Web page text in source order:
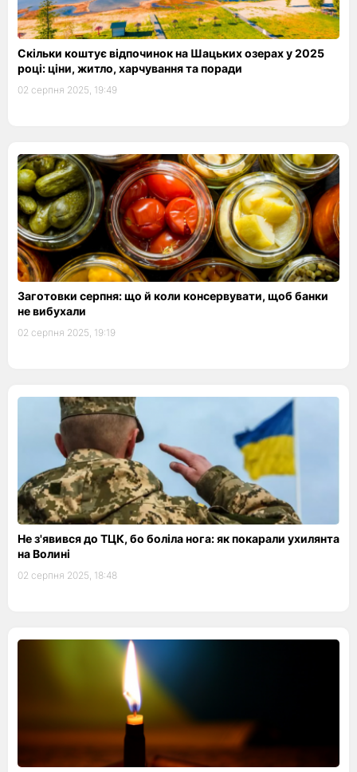
Скільки коштує відпочинок на Шацьких озерах у 2025
році: ціни, житло, харчування та поради
02 серпня 2025, 19:49
Заготовки серпня: що й коли консервувати, щоб банки
не вибухали
02 серпня 2025, 19:19
Не з'явився до ТЦК, бо боліла нога: як покарали ухилянта
на Волині
02 серпня 2025, 18:48